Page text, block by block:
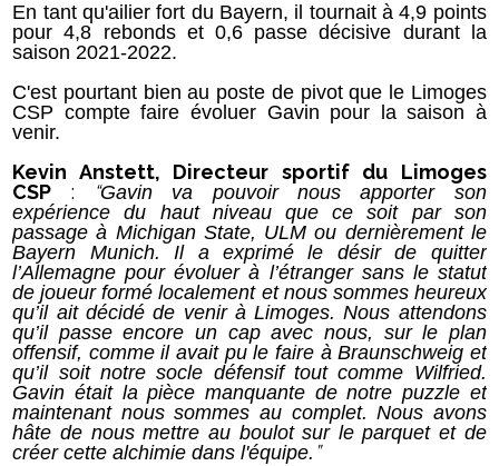
En tant qu'ailier fort du Bayern, il tournait à 4,9 points
pour 4,8 rebonds et 0,6 passe décisive durant la
saison 2021-2022.
C'est pourtant bien au poste de pivot que le Limoges
CSP compte faire évoluer Gavin pour la saison à
venir.
Kevin Anstett, Directeur sportif du Limoges
CSP : “Gavin va pouvoir nous apporter son
expérience du haut niveau que ce soit par son
passage à Michigan State, ULM ou dernièrement le
Bayern Munich. Il a exprimé le désir de quitter
l’Allemagne pour évoluer à l’étranger sans le statut
de joueur formé localement et nous sommes heureux
qu’il ait décidé de venir à Limoges. Nous attendons
qu’il passe encore un cap avec nous, sur le plan
offensif, comme il avait pu le faire à Braunschweig et
qu’il soit notre socle défensif tout comme Wilfried.
Gavin était la pièce manquante de notre puzzle et
maintenant nous sommes au complet. Nous avons
hâte de nous mettre au boulot sur le parquet et de
créer cette alchimie dans l'équipe. ”